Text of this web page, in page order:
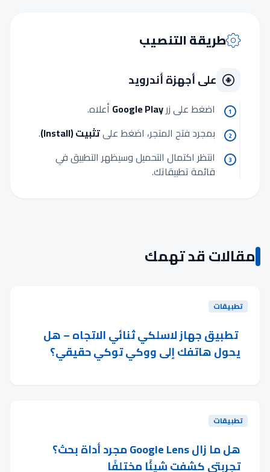
طريقة التنصيب
على أجهزة أندرويد
1 اضغط على زرGoogle Play أعلاه.
2 بمجرد فتح المتجر، اضغط علىتثبيت (Install) .
3
انتظر اكتمال التحميل وسيظهر التطبيق في
قائمة تطبيقاتك.
مقالات قد تهمك
تطبيقات
تطبيق جهاز لاسلكي ثنائي الاتجاه – هل
يحول هاتفك إلى ووكي توكي حقيقي؟
تطبيقات
هل ما زال Google Lens مجرد أداة بحث؟
تجربتي كشفت شيئًا مختلفًا